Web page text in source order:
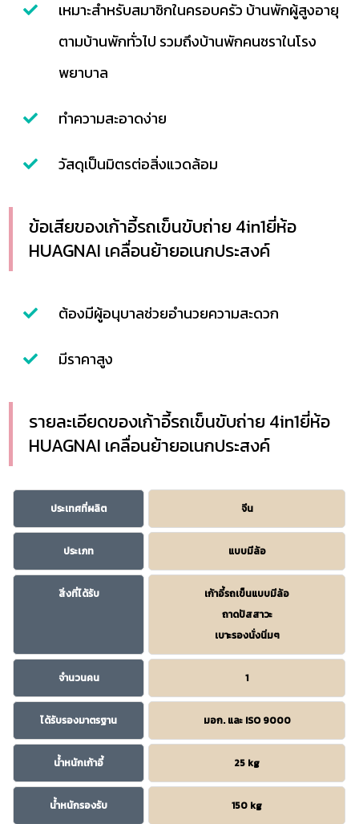
เหมาะสำหรับสมาชิกในครอบครัว บ้านพักผู้สูงอายุ
ตามบ้านพักทั่วไป รวมถึงบ้านพักคนชราในโรง
พยาบาล
ทำความสะอาดง่าย
วัสดุเป็นมิตรต่อสิ่งแวดล้อม
ข้อเสียของเก้าอี้รถเข็นขับถ่าย​ 4in1ยี่ห้อ​
HUAGNAI เคลื่อนย้ายอเนกประสงค์
ต้องมีผู้อนุบาลช่วยอำนวยความสะดวก
มีราคาสูง
รายละเอียดของเก้าอี้รถเข็นขับถ่าย​ 4in1ยี่ห้อ​
HUAGNAI เคลื่อนย้ายอเนกประสงค์
ประเทศที่ผลิต จีน
ประเภท แบบมีล้อ
สิ่งที่ได้รับ
เก้าอี้รถเข็นแบบมีล้อ
ถาดปัสสาวะ
เบาะรองนั่งนิ่มๆ
จำนวนคน 1
ได้รับรองมาตรฐาน มอก. และ ISO 9000
น้ำหนักเก้าอี้ 25 kg
น้ำหนักรองรับ 150 kg